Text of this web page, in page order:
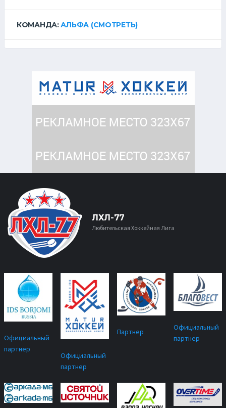
КОМАНДА:АЛЬФА (СМОТРЕТЬ)
ЛХЛ-77
Любительская Хоккейная Лига
Официальный
партнер
Официальный
партнер
Партнер
Официальный
партнер